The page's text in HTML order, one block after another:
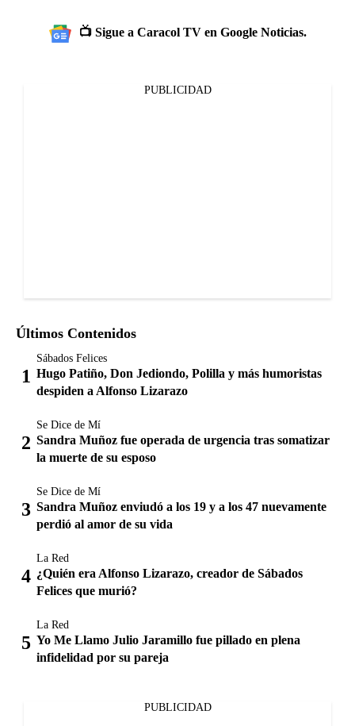
📺 Sigue a Caracol TV en Google Noticias.
PUBLICIDAD
Últimos Contenidos
Sábados Felices
Hugo Patiño, Don Jediondo, Polilla y más humoristas
despiden a Alfonso Lizarazo
Se Dice de Mí
Sandra Muñoz fue operada de urgencia tras somatizar
la muerte de su esposo
Se Dice de Mí
Sandra Muñoz enviudó a los 19 y a los 47 nuevamente
perdió al amor de su vida
La Red
¿Quién era Alfonso Lizarazo, creador de Sábados
Felices que murió?
La Red
Yo Me Llamo Julio Jaramillo fue pillado en plena
infidelidad por su pareja
PUBLICIDAD